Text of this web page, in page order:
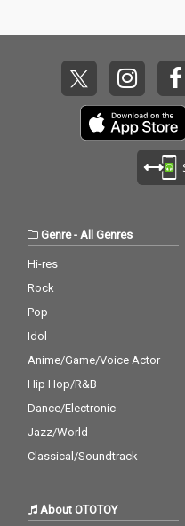
録されている。このセ
ー・ロリンズ(テナーサ
ックス)、トミー・フラ
ナガン(ピアノ)、ポー
ル・チェンバース(ベー
ス)、アート・テイラー
(ドラムス)が参加、バ
ンドリーダーにとって
演となったもので、デ
イヴィスのオリジナル
s」、「No Line」)に加
録されており、これら
はすべて1956年のLP
『Collectors' Items』
に収録された。 すべて
の音源はオリジナルの
送され、Plangent Proc
受賞エンジニアのポー
Genre- All Genres
Hi-res
Rock
Pop
Idol
Anime/Game/Voice Actor
Hip Hop/R&B
Dance/Electronic
Jazz/World
Classical/Soundtrack
About OTOTOY